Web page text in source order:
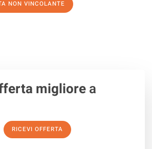
NON VINCOLANTE
migliorea
RICEVI OFFERTA